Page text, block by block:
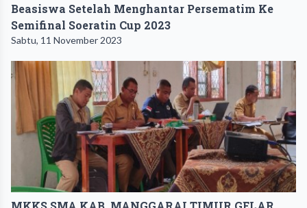
Beasiswa Setelah Menghantar Persematim Ke
Semifinal Soeratin Cup 2023
Sabtu, 11 November 2023